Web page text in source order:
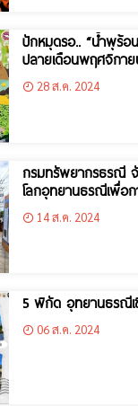
ปักหมุดรอ.. “น้ำพุร้อน
ปลายเดือนพฤศจิกา
28 ส.ค. 2024
กรมทรัพยากรธรณี จั
โลกอุทยานธรณีเพื่อ
เชียงราย” ตอน “ธร
สร้างสรรค์อัตลักษณ์เชี
14 ส.ค. 2024
5 พิกัด อุทยานธรณีเ
06 ส.ค. 2024